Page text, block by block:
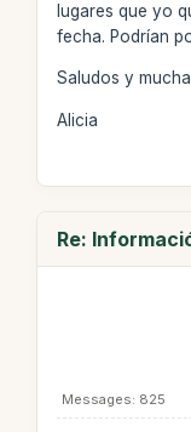
lugares que yo
fecha. Podrían
Saludos y
Alicia
Re:
Messages: 825